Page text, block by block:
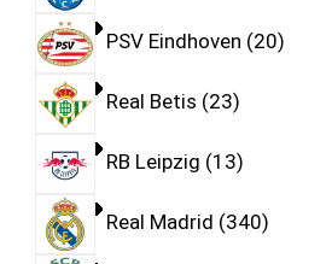
PSV Eindhoven 20
Real Betis 23
RB Leipzig 13
Real Madrid 340